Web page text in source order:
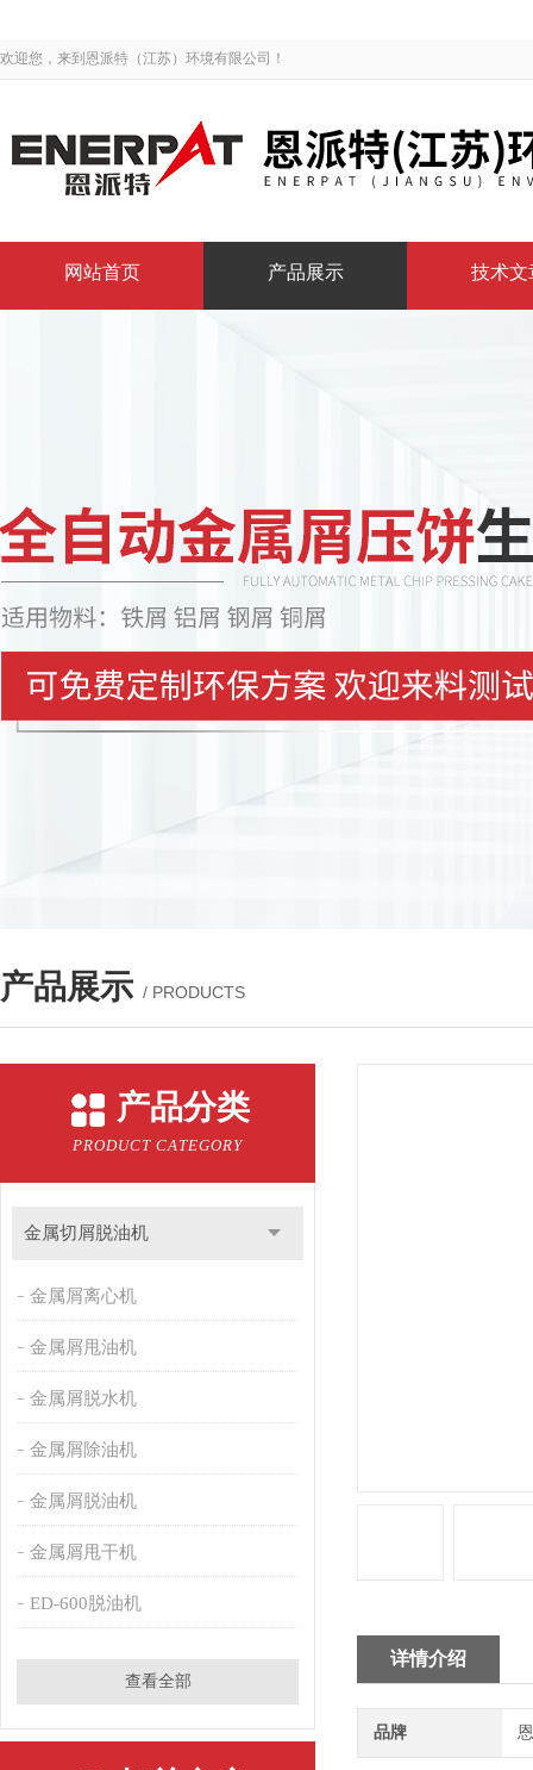
欢迎您，来到恩派特（江苏）环境有限公司！
网站首页 产品展示 技术文
产品展示 / PRODUCTS
产品分类
PRODUCT CATEGORY
金属切屑脱油机
金属屑离心机
金属屑甩油机
金属屑脱水机
金属屑除油机
金属屑脱油机
金属屑甩干机
ED-600脱油机
查看全部
详情介绍
品牌